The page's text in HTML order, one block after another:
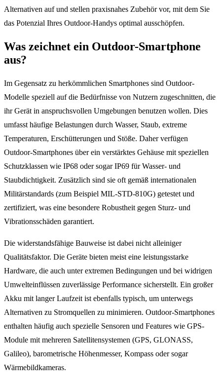
Alternativen auf und stellen praxisnahes Zubehör vor, mit dem Sie
das Potenzial Ihres Outdoor-Handys optimal ausschöpfen.
Was zeichnet ein Outdoor-Smartphone
aus?
Im Gegensatz zu herkömmlichen Smartphones sind Outdoor-
Modelle speziell auf die Bedürfnisse von Nutzern zugeschnitten, die
ihr Gerät in anspruchsvollen Umgebungen benutzen wollen. Dies
umfasst häufige Belastungen durch Wasser, Staub, extreme
Temperaturen, Erschütterungen und Stöße. Daher verfügen
Outdoor-Smartphones über ein verstärktes Gehäuse mit speziellen
Schutzklassen wie IP68 oder sogar IP69 für Wasser- und
Staubdichtigkeit. Zusätzlich sind sie oft gemäß internationalen
Militärstandards (zum Beispiel MIL-STD-810G) getestet und
zertifiziert, was eine besondere Robustheit gegen Sturz- und
Vibrationsschäden garantiert.
Die widerstandsfähige Bauweise ist dabei nicht alleiniger
Qualitätsfaktor. Die Geräte bieten meist eine leistungsstarke
Hardware, die auch unter extremen Bedingungen und bei widrigen
Umwelteinflüssen zuverlässige Performance sicherstellt. Ein großer
Akku mit langer Laufzeit ist ebenfalls typisch, um unterwegs
Alternativen zu Stromquellen zu minimieren. Outdoor-Smartphones
enthalten häufig auch spezielle Sensoren und Features wie GPS-
Module mit mehreren Satellitensystemen (GPS, GLONASS,
Galileo), barometrische Höhenmesser, Kompass oder sogar
Wärmebildkameras.